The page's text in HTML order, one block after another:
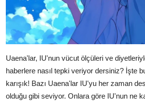
Uaena'lar, IU'nun vücut ölçüleri ve
haberlere nasıl tepki veriyor dersiniz? İşte
karışık! Bazı Uaena'lar IU'yu her zaman
olduğu gibi seviyor. Onlara göre IU'nun ne